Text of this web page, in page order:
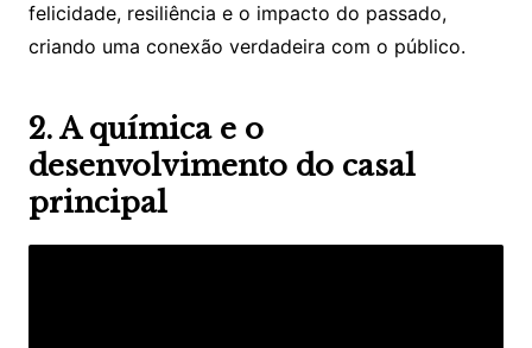
felicidade, resiliência e o impacto do passado,
criando uma conexão verdadeira com o público.
2. A química e o
desenvolvimento do casal
principal